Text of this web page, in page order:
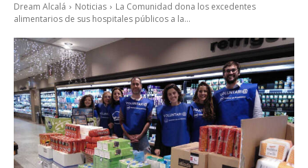
Dream Alcalá Noticias
La Comunidad dona los excedentes
alimentarios de sus hospitales públicos a la...